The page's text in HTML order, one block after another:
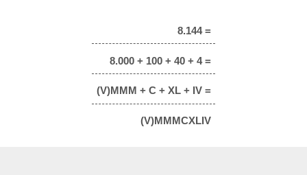
8.144 =
8.000 + 100 + 40 + 4 =
(V)MMM + C + XL + IV =
(V)MMMCXLIV